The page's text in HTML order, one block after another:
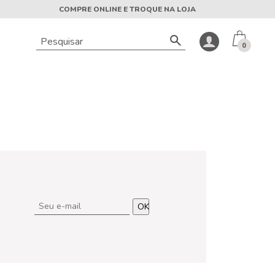
COMPRE ONLINE E TROQUE NA LOJA
0
OK